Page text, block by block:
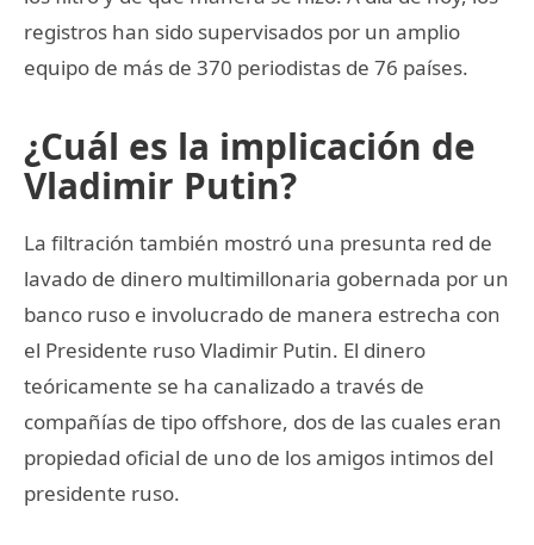
registros han sido supervisados por un amplio
equipo de más de 370 periodistas de 76 países.
¿Cuál es la implicación de
Vladimir Putin?
La filtración también mostró una presunta red de
lavado de dinero multimillonaria gobernada por un
banco ruso e involucrado de manera estrecha con
el Presidente ruso Vladimir Putin. El dinero
teóricamente se ha canalizado a través de
compañías de tipo offshore, dos de las cuales eran
propiedad oficial de uno de los amigos intimos del
presidente ruso.